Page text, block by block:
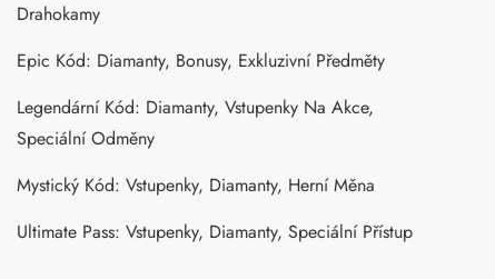
Drahokamy
Epic Kód: Diamanty, Bonusy, Exkluzivní Předměty
Legendární Kód: Diamanty, Vstupenky Na Akce,
Speciální Odměny
Mystický Kód: Vstupenky, Diamanty, Herní Měna
Ultimate Pass: Vstupenky, Diamanty, Speciální Přístup